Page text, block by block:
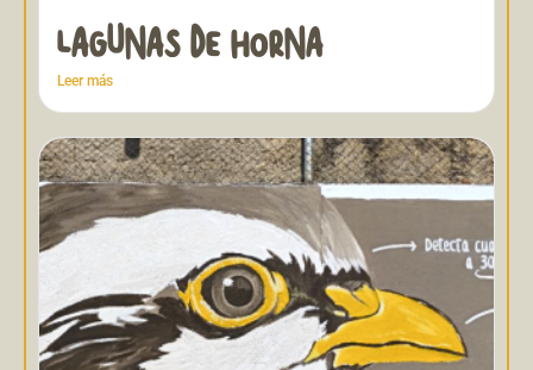
LAGUNAS DE HORNA
Leer más